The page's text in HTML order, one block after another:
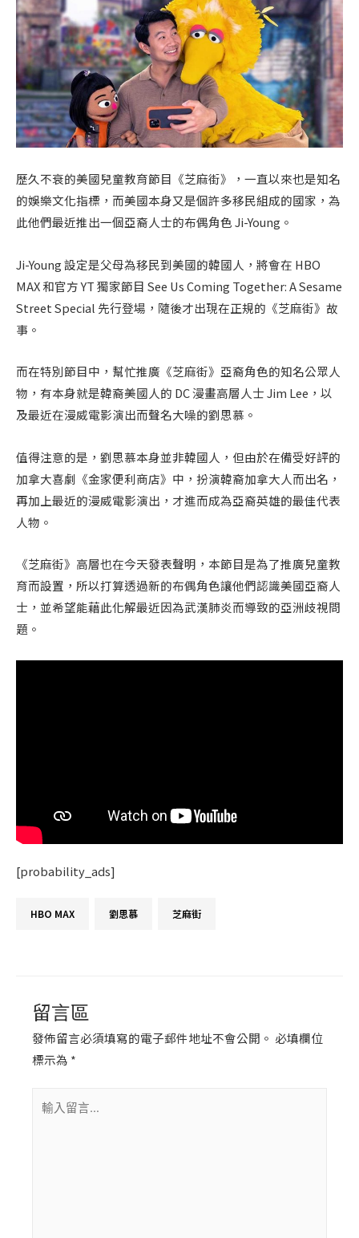
歷久不衰的美國兒童教育節目《芝麻街》，一直以來也是知名
的娛樂文化指標，而美國本身又是個許多移民組成的國家，為
此他們最近推出一個亞裔人士的布偶角色 Ji-Young。
Ji-Young 設定是父母為移民到美國的韓國人，將會在 HBO
MAX 和官方 YT 獨家節目 See Us Coming Together: A Sesame
Street Special 先行登場，隨後才出現在正規的《芝麻街》故
事。
而在特別節目中，幫忙推廣《芝麻街》亞裔角色的知名公眾人
物，有本身就是韓裔美國人的 DC 漫畫高層人士 Jim Lee，以
及最近在漫威電影演出而聲名大噪的劉思慕。
值得注意的是，劉思慕本身並非韓國人，但由於在備受好評的
加拿大喜劇《金家便利商店》中，扮演韓裔加拿大人而出名，
再加上最近的漫威電影演出，才進而成為亞裔英雄的最佳代表
人物。
《芝麻街》高層也在今天發表聲明，本節目是為了推廣兒童教
育而設置，所以打算透過新的布偶角色讓他們認識美國亞裔人
士，並希望能藉此化解最近因為武漢肺炎而導致的亞洲歧視問
題。
[probability_ads]
留言區
發佈留言必須填寫的電子郵件地址不會公開。 必填欄位
標示為 *